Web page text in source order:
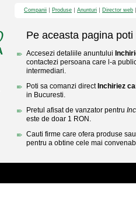
Companii Produse Anunturi Director web
Pe aceasta pagina poti
Accesezi detaliile anuntului
contactezi persoana care l-a
intermediari.
Poti sa comanzi direct Inchiriez
in Bucuresti.
Pretul afisat de vanzator pentru
este de doar 1 RON.
Cauti firme care ofera produse
pentru a obtine cele mai